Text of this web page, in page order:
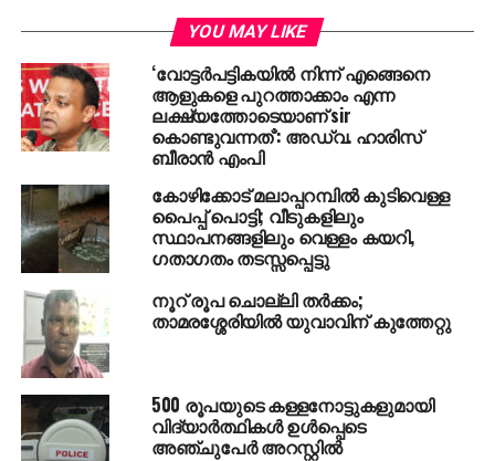
വഖഫ് ബില്‍; ‘ഞാനും നിങ്ങളും’ അല്ല, ‘നമ്മള്‍’
എന്ന വാക്കാണ് ഉചിതമെന്ന് രാജ്യം
പറഞ്ഞുറപ്പിച്ച ദിവസം; കെ എം ഷാജി
DON'T MISS
കരുവന്നൂര്‍ ബാങ്ക് തട്ടിപ്പ്; കെ രാധാകൃഷ്ണന്‍ എംപി
ചൊവ്വാഴ്ച്ച ഇഡിക്കു മുന്നില്‍ ഹാജരാകും
YOU MAY LIKE
‘വോട്ടര്‍പട്ടികയില്‍ നിന്ന് എങ്ങെനെ
ആളുകളെ പുറത്താക്കാം എന്ന
ലക്ഷ്യത്തോടെയാണ് sir
കൊണ്ടുവന്നത്’: അഡ്വ. ഹാരിസ്
ബീരാൻ എംപി
കോഴിക്കോട് മലാപ്പറമ്പില്‍ കുടിവെള്ള
പൈപ്പ് പൊട്ടി; വീടുകളിലും
സ്ഥാപനങ്ങളിലും വെള്ളം കയറി,
ഗതാഗതം തടസ്സപ്പെട്ടു
നൂറ് രൂപ ചൊല്ലി തര്‍ക്കം;
താമരശ്ശേരിയില്‍ യുവാവിന് കുത്തേറ്റു
500 രൂപയുടെ കള്ളനോട്ടുകളുമായി
വിദ്യാര്‍ത്ഥികള്‍ ഉള്‍പ്പെടെ
അഞ്ചുപേര്‍ അറസ്റ്റില്‍